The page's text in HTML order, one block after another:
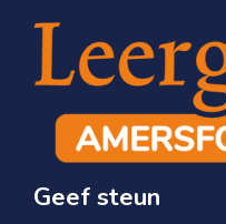
Geef steun